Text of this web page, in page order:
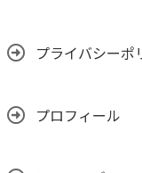
プライバシーポ
プロフィール